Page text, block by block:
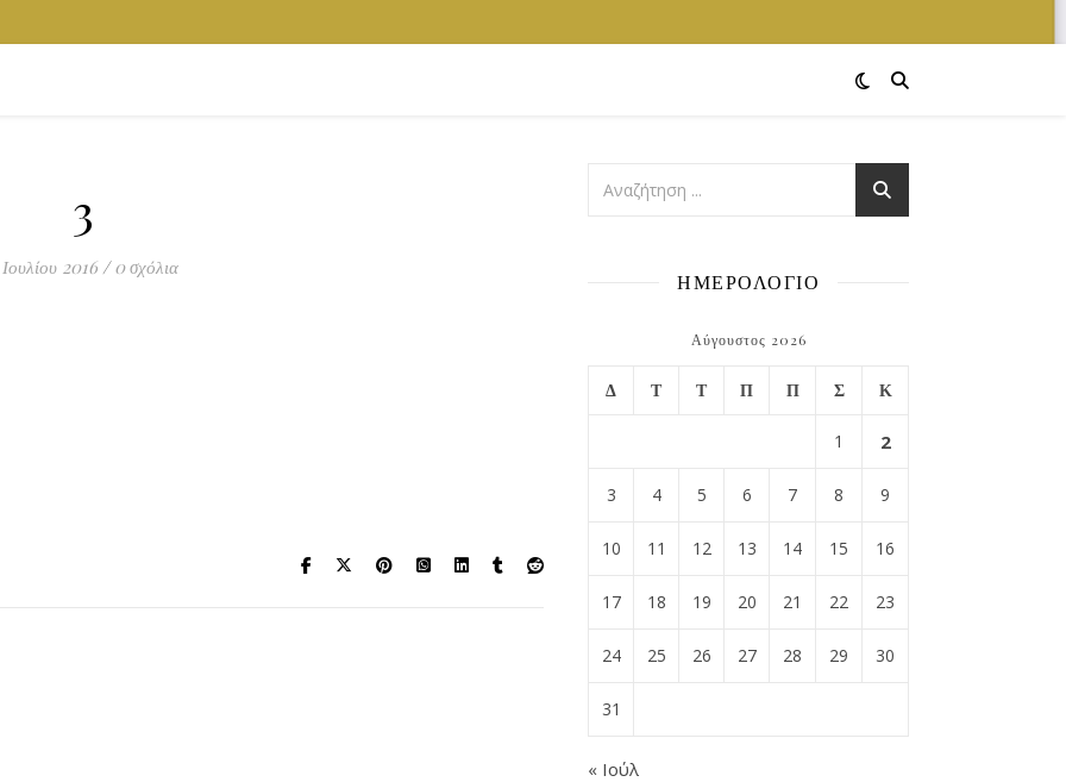
3
2016 / 0 σχόλια
ΗΜΕΡΟΛΟΓΙΟ
Αύγουστος 2026
Δ Τ Τ Π Π Σ Κ
1 2
3 4 5 6 7 8 9
10 11 12 13 14 15 16
17 18 19 20 21 22 23
24 25 26 27 28 29 30
31
« Ιούλ